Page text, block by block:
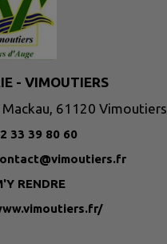
- VIMOUTIERS
Mackau, 61120 Vimoutiers
33 39 80 60
RENDRE